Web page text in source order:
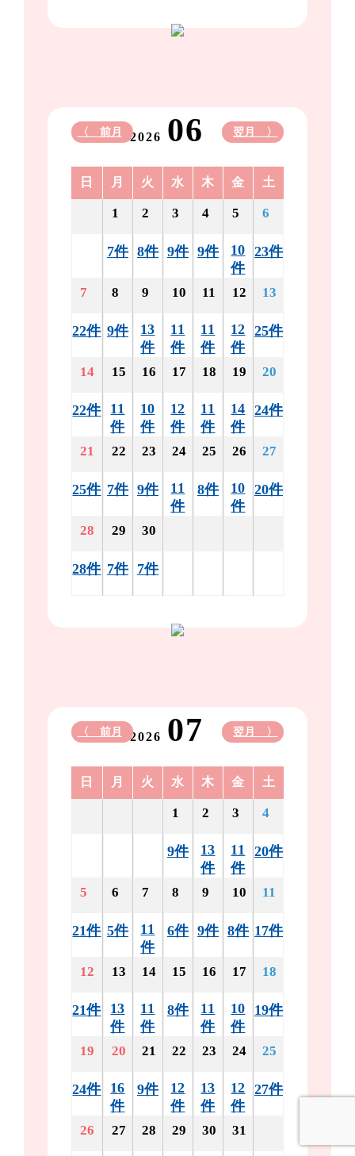
2026 06
〈 前月 翌月 〉
日 月 火 水 木 金 土
1
7件
2
8件
3
9件
4
9件
5
10
件
6
23件
7
22件
8
9件
9
13
件
10
11
件
11
11
件
12
12
件
13
25件
14
22件
15
11
件
16
10
件
17
12
件
18
11
件
19
14
件
20
24件
21
25件
22
7件
23
9件
24
11
件
25
8件
26
10
件
27
20件
28
28件
29
7件
30
7件
2026 07
〈 前月 翌月 〉
日 月 火 水 木 金 土
1
9件
2
13
件
3
11
件
4
20件
5
21件
6
5件
7
11
件
8
6件
9
9件
10
8件
11
17件
12
21件
13
13
件
14
11
件
15
8件
16
11
件
17
10
件
18
19件
19
24件
20
16
件
21
9件
22
12
件
23
13
件
24
12
件
25
27件
26 27 28 29 30 31